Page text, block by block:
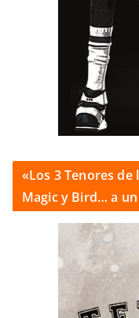
«Los 3 Tenores de
Magic y Bird… a